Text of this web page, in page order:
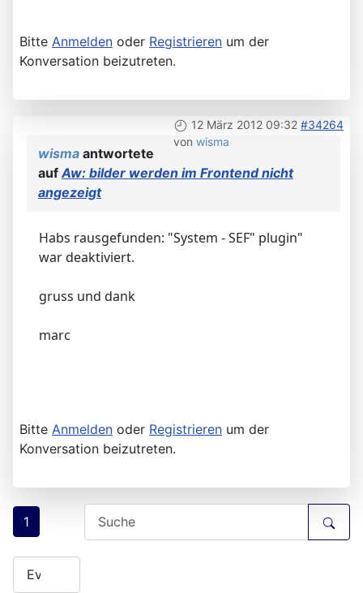
Bitte Anmelden oder Registrieren um der
Konversation beizutreten.
12 März 2012 09:32 #34264
von wisma
wisma antwortete
auf Aw: bilder werden im Frontend nicht
angezeigt
Habs rausgefunden: "System - SEF" plugin"
war deaktiviert.
gruss und dank
marc
Bitte Anmelden oder Registrieren um der
Konversation beizutreten.
1